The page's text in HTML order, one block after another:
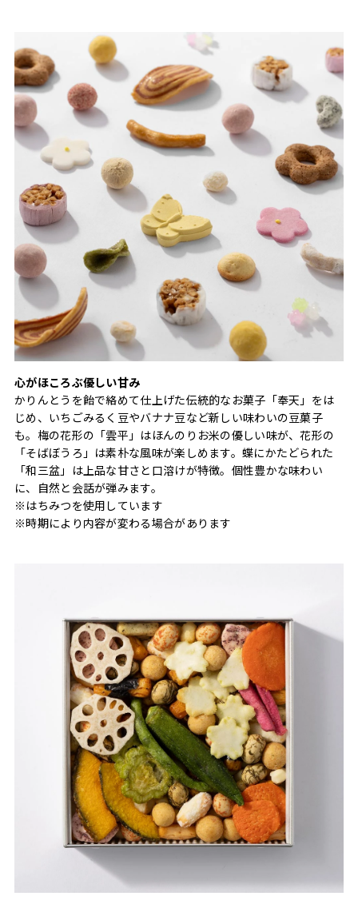
心がほころぶ優しい甘み
かりんとうを飴で絡めて仕上げた伝統的なお菓子「奉天」をは
じめ、いちごみるく豆やバナナ豆など新しい味わいの豆菓子
も。梅の花形の「雲平」はほんのりお米の優しい味が、花形の
「そばぼうろ」は素朴な風味が楽しめます。蝶にかたどられた
「和三盆」は上品な甘さと口溶けが特徴。個性豊かな味わい
に、自然と会話が弾みます。
※はちみつを使用しています
※時期により内容が変わる場合があります